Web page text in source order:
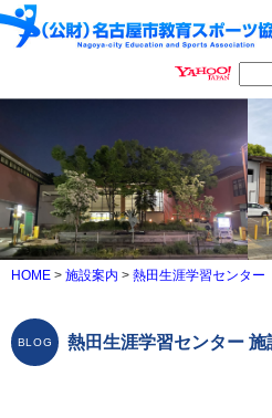
HOME > 施設案内 > 熱田生涯学習センター
熱田生涯学習センター 施